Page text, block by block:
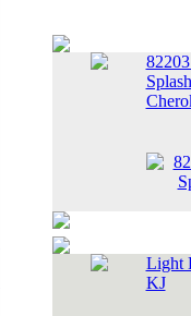
Light
KJ